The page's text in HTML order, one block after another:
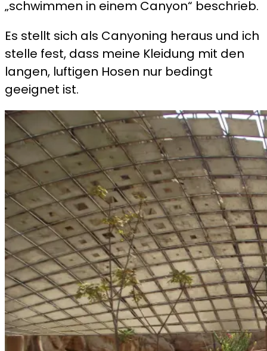
„schwimmen in einem Canyon“ beschrieb.
Es stellt sich als Canyoning heraus und ich
stelle fest, dass meine Kleidung mit den
langen, luftigen Hosen nur bedingt
geeignet ist.